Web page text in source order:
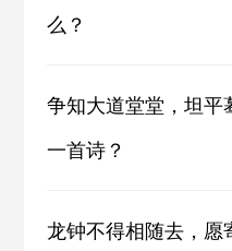
么？
争知大道堂堂，坦平
一首诗？
龙钟不得相随去，愿